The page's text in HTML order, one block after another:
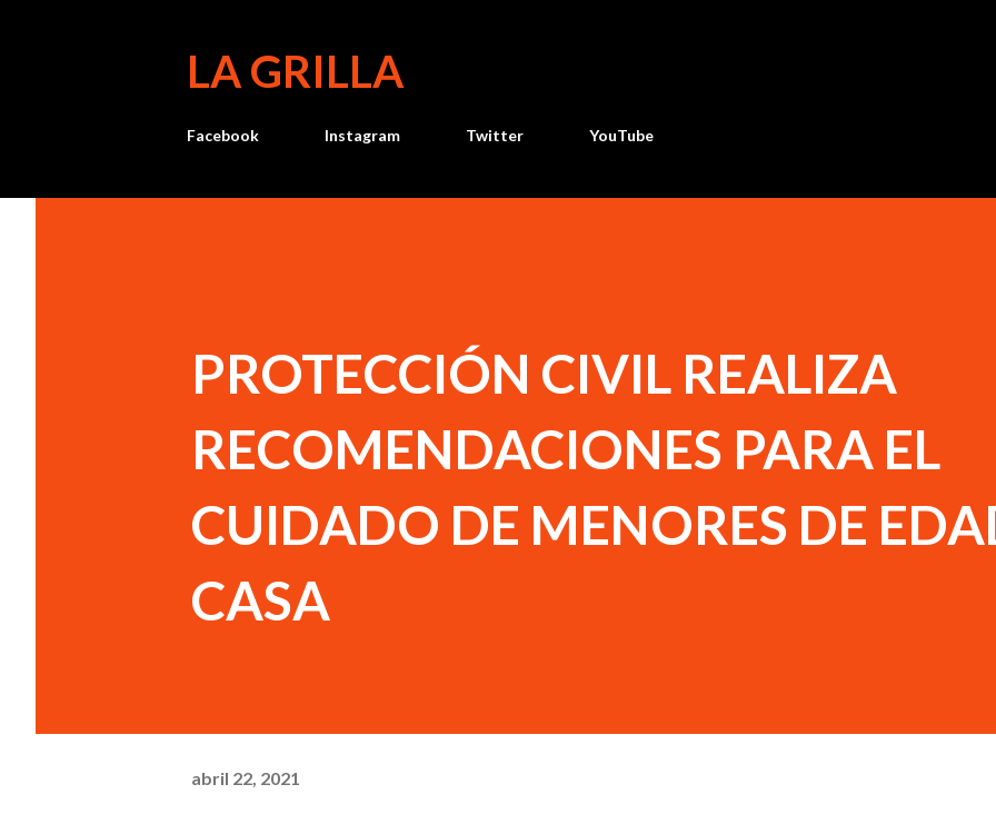
LA GRILLA
Facebook Instagram Twitter YouTube
PROTECCIÓN CIVIL REALIZA
RECOMENDACIONES PARA EL
CUIDADO DE MENORES DE
CASA
abril 22, 2021